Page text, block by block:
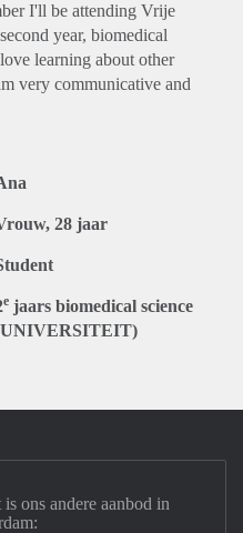
I'll be attending Vrije
year, biomedical
learning about other
very communicative and
28 jaar
e jaars biomedical science
ons andere aanbod in